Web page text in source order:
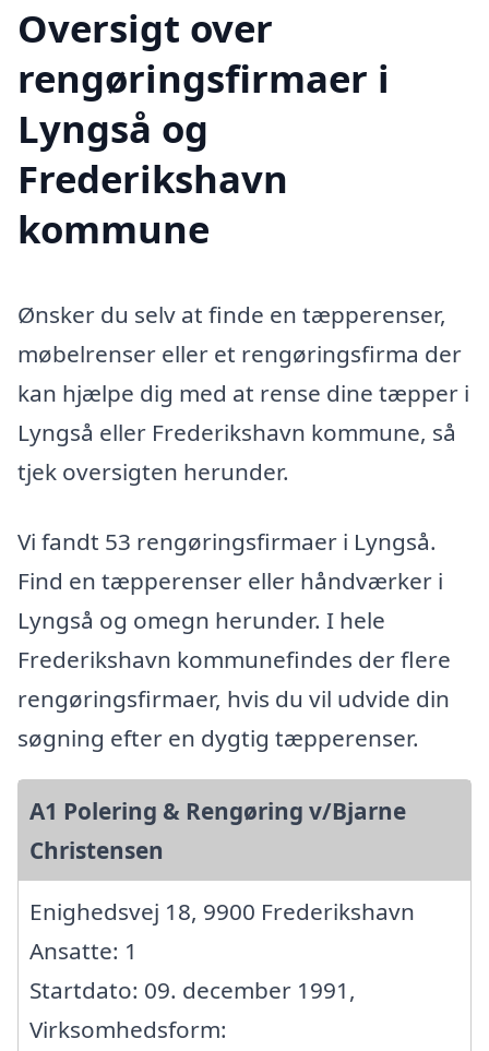
Oversigt over
rengøringsfirmaer i
Lyngså og
Frederikshavn
kommune
Ønsker du selv at finde en tæpperenser,
møbelrenser eller et rengøringsfirma der
kan hjælpe dig med at rense dine tæpper i
Lyngså eller Frederikshavn kommune, så
tjek oversigten herunder.
Vi fandt 53 rengøringsfirmaer i Lyngså.
Find en tæpperenser eller håndværker i
Lyngså og omegn herunder. I hele
Frederikshavn kommunefindes der flere
rengøringsfirmaer, hvis du vil udvide din
søgning efter en dygtig tæpperenser.
A1 Polering & Rengøring v/Bjarne
Christensen
Enighedsvej 18, 9900 Frederikshavn
Ansatte: 1
Startdato: 09. december 1991,
Virksomhedsform: